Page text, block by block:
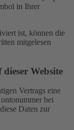
in Ihrer
ist, können die
mitgelesen
Website
Vertrags eine
bei
Daten zur